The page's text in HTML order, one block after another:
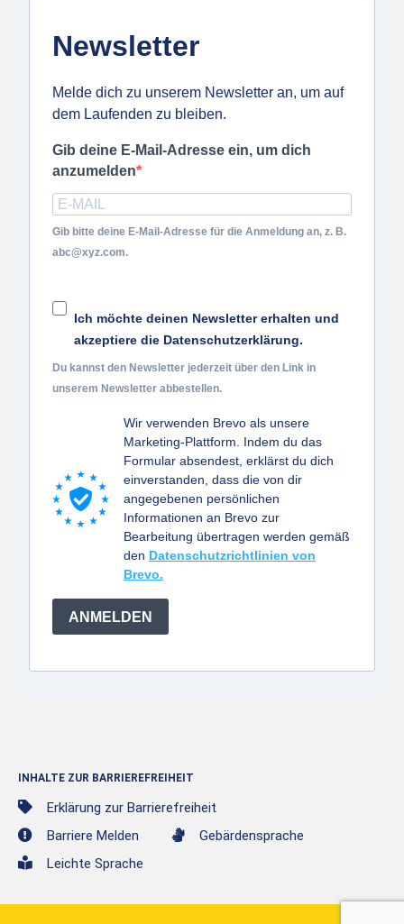
Newsletter
Melde dich zu unserem Newsletter an, um auf
dem Laufenden zu bleiben.
Gib deine E-Mail-Adresse ein, um dich
anzumelden
Gib bitte deine E-Mail-Adresse für die Anmeldung an, z. B.
abc@xyz.com.
Ich möchte deinen Newsletter erhalten und
akzeptiere die Datenschutzerklärung.
Du kannst den Newsletter jederzeit über den Link in
unserem Newsletter abbestellen.
Wir verwenden Brevo als unsere
Marketing-Plattform. Indem du das
Formular absendest, erklärst du dich
einverstanden, dass die von dir
angegebenen persönlichen
Informationen an Brevo zur
Bearbeitung übertragen werden gemäß
den Datenschutzrichtlinien von
Brevo.
ANMELDEN
INHALTE ZUR BARRIEREFREIHEIT
Erklärung zur Barrierefreiheit
Barriere Melden
Gebärdensprache
Leichte Sprache